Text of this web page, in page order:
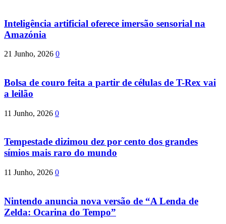
Inteligência artificial oferece imersão sensorial na
Amazónia
21 Junho, 2026 0
Bolsa de couro feita a partir de células de T-Rex vai
a leilão
11 Junho, 2026 0
Tempestade dizimou dez por cento dos grandes
símios mais raro do mundo
11 Junho, 2026 0
Nintendo anuncia nova versão de “A Lenda de
Zelda: Ocarina do Tempo”